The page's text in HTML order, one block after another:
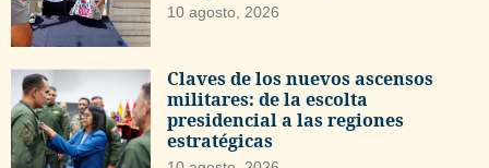
10 agosto, 2026
Claves de los nuevos ascensos
militares: de la escolta
presidencial a las regiones
estratégicas